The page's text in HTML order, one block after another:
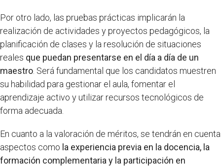
Por otro lado, las pruebas prácticas implicarán la
realización de actividades y proyectos pedagógicos, la
planificación de clases y la resolución de situaciones
reales que puedan presentarse en el día a día de un
maestro . Será fundamental que los candidatos muestren
su habilidad para gestionar el aula, fomentar el
aprendizaje activo y utilizar recursos tecnológicos de
forma adecuada.
En cuanto a la valoración de méritos, se tendrán en cuenta
aspectos como la experiencia previa en la docencia, la
formación complementaria y la participación en